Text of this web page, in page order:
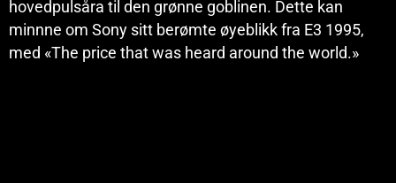
hovedpulsåra til den grønne goblinen. Dette kan
minnne om Sony sitt berømte øyeblikk fra E3 1995,
med «The price that was heard around the world.»